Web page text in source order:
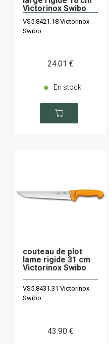
Victorinox Swibo
VS5.8421.18 Victorinox
Swibo
24.01 €
En stock
couteau de plot
lame rigide 31 cm
Victorinox Swibo
VS5.8431.31 Victorinox
Swibo
43.90 €